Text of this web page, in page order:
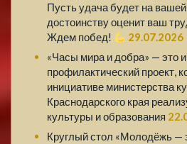
Пусть удача будет на
достоинству оценит ваш
Ждем побед!
29.07.2026
«Часы мира и добра» — это
профилактический проект,
инициативе министерства
Краснодарского края
культуры и образования
Круглый стол «Молодёжь —